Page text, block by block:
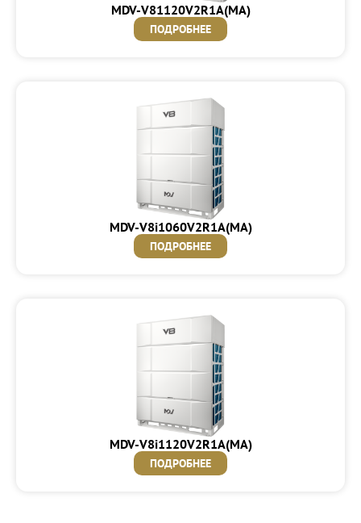
MDV-V81120V2R1A(MA)
ПОДРОБНЕЕ
MDV-V8i1060V2R1A(MA)
ПОДРОБНЕЕ
MDV-V8i1120V2R1A(MA)
ПОДРОБНЕЕ